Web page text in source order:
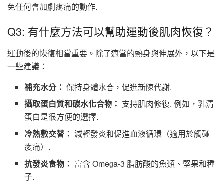
免任何會加劇疼痛的動作.
Q3: 有什麼方法可以幫助運動後肌肉恢復？
運動後的恢復相當重要。除了適當的熱身與伸展外，以下是
一些建議：
補充水分： 保持身體水合，促進新陳代謝.
攝取蛋白質和碳水化合物： 支持肌肉修復. 例如，乳清
蛋白是很方便的選擇.
冷熱敷交替： 減輕發炎和促進血液循環（適用於觸碰
痠痛）.
抗發炎食物： 富含 Omega-3 脂肪酸的魚類、堅果和種
子.